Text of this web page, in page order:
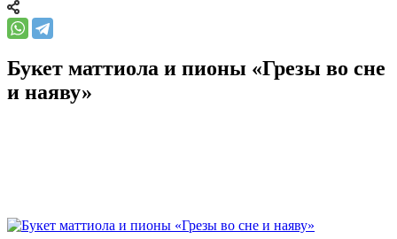
Букет маттиола и пионы «Грезы во сне
и наяву»